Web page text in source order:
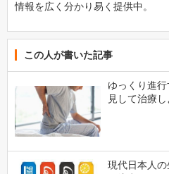
情報を広く分かり易く提供中。
この人が書いた記事
ゆっくり進
見して治療し
現代日本人